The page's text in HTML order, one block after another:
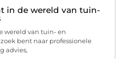
in de wereld van tuin-
wereld van tuin- en
bent naar professionele
advies,